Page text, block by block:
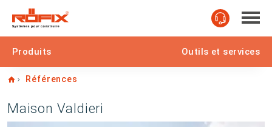
Produits Outils et services
Home
Références
Maison Valdieri